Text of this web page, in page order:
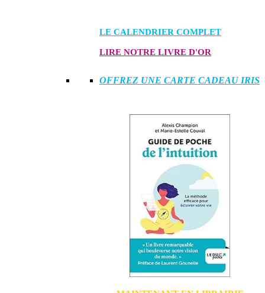
LE CALENDRIER COMPLET
LIRE NOTRE LIVRE D'OR
OFFREZ UNE CARTE CADEAU IRIS